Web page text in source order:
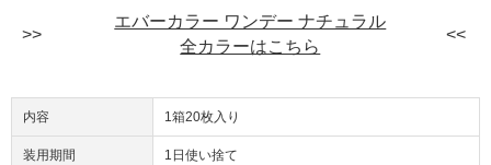
エバーカラー ワンデー ナチュラル
全カラーはこちら
内容 1箱20枚入り
装用期間 1日使い捨て